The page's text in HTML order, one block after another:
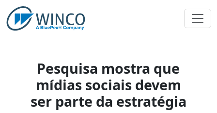
Pular
para
Pesquisa mostra que
mídias sociais devem
ser parte da estratégia